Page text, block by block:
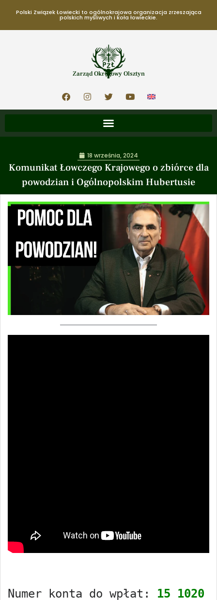
Polski Związek Łowiecki to ogólnokrajowa organizacja zrzeszająca
polskich myśliwych i koła łowieckie.
Zarząd Okręgowy Olsztyn
Komunikat Łowczego Krajowego o zbiórce dla
powodzian i Ogólnopolskim Hubertusie
18 września, 2024
Numer konta do wpłat: 15 1020